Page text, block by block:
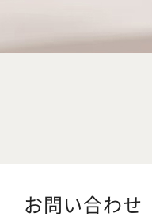
お問い合わせ